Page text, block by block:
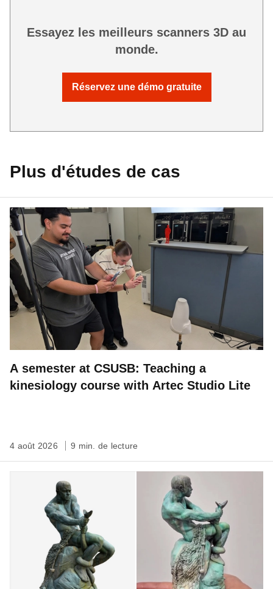
Essayez les meilleurs scanners 3D au
monde.
Réservez une démo gratuite
Plus d'études de cas
A semester at CSUSB: Teaching a
kinesiology course with Artec Studio Lite
4 août 2026 9 min. de lecture